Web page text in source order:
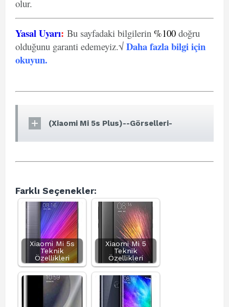
olur.
Yasal Uyarı: Bu sayfadaki bilgilerin %100 doğru
olduğunu garanti edemeyiz.√ Daha fazla bilgi için
okuyun.
(Xiaomi Mi 5s Plus)--Görselleri-
Farklı Seçenekler:
Xiaomi Mi 5s
Teknik
Özellikleri
Xiaomi Mi 5
Teknik
Özellikleri